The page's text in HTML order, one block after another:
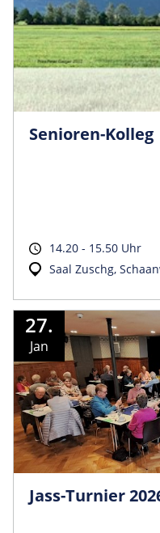
Senioren-Kolleg
14.20 - 15.50 Uhr
Saal Zuschg,
27.
Jan
Jass-Turnier